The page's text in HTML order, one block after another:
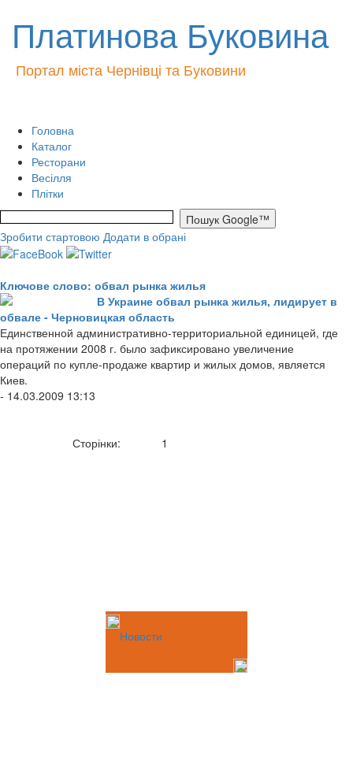
Платинова Буковина
Портал міста Чернівці та Буковини
Головна
Каталог
Ресторани
Весілля
Плітки
Зробити стартовою Додати в обрані
Ключове слово: обвал рынка жилья
В Украине обвал рынка жилья, лидирует в
обвале - Черновицкая область
Единственной административно-территориальной единицей, где
на протяжении 2008 г. было зафиксировано увеличение
операций по купле-продаже квартир и жилых домов, является
Киев.
- 14.03.2009 13:13
Сторінки: 1
Новости